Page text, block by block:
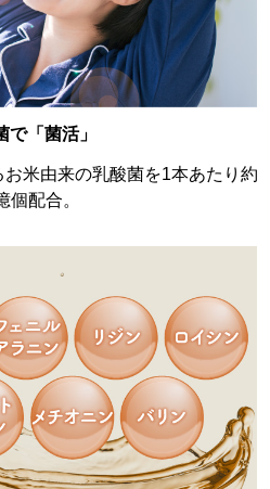
で「菌活」
米由来の乳酸菌を1本あたり約
個配合。